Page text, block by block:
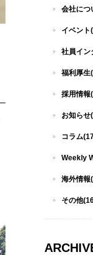
会社につ
イベント
社員イン
福利厚生
採用情報
お知らせ
コラム
Weekly
海外情報
その他